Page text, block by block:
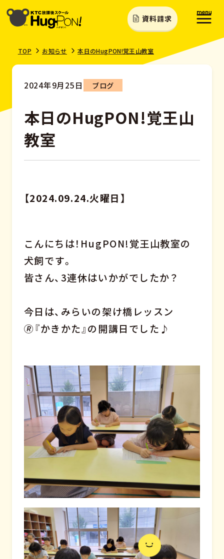
資料請求
TOP お知らせ 本日のHugPON!覚王山教室
2024年9月25日 ブログ
本日のHugPON!覚王山
教室
【2024.09.24.火曜日】
こんにちは！HugPON!覚王山教室の
犬飼です。
皆さん、3連休はいかがでしたか？
今日は、みらいの架け橋レッスン
🄬『かきかた』の開講日でした♪